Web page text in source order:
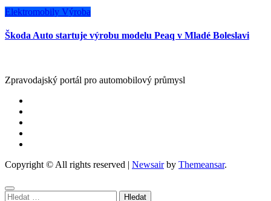
Elektromobily Výroba
Škoda Auto startuje výrobu modelu Peaq v Mladé Boleslavi
Zpravodajský portál pro automobilový průmysl
Copyright © All rights reserved | Newsairby Themeansar.
Vyhledávání